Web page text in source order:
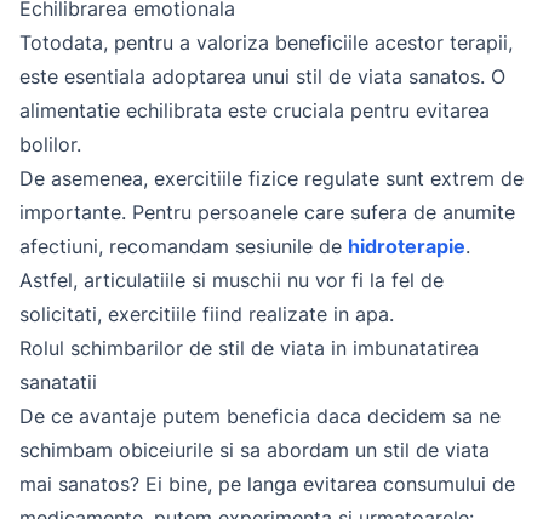
Echilibrarea emotionala
Totodata, pentru a valoriza beneficiile acestor terapii,
este esentiala adoptarea unui stil de viata sanatos. O
alimentatie echilibrata este cruciala pentru evitarea
bolilor.
De asemenea, exercitiile fizice regulate sunt extrem de
importante. Pentru persoanele care sufera de anumite
afectiuni, recomandam sesiunile de hidroterapie.
Astfel, articulatiile si muschii nu vor fi la fel de
solicitati, exercitiile fiind realizate in apa.
Rolul schimbarilor de stil de viata in imbunatatirea
sanatatii
De ce avantaje putem beneficia daca decidem sa ne
schimbam obiceiurile si sa abordam un stil de viata
mai sanatos? Ei bine, pe langa evitarea consumului de